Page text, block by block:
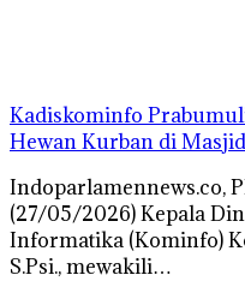
Kadiskominfo
Hewan Kurban di
Indoparlamennews.co,
(27/05/2026) Kepala
Informatika (Kominfo)
S.Psi., mewakili…